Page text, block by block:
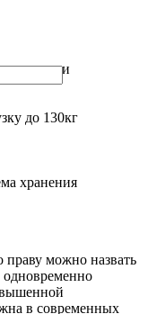
до 130кг
хранения
можно назвать
в современных